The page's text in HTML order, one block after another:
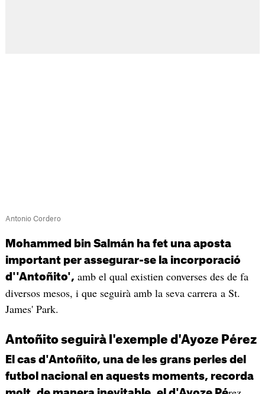
Antonio Cordero
Mohammed bin Salmán ha fet una aposta
important per assegurar-se la incorporació
d''Antoñito', amb el qual existien converses des de fa
diversos mesos, i que seguirà amb la seva carrera a St.
James' Park.
Antoñito seguirà l'exemple d'Ayoze Pérez
El cas d'Antoñito, una de les grans perles del
futbol nacional en aquests moments, recorda